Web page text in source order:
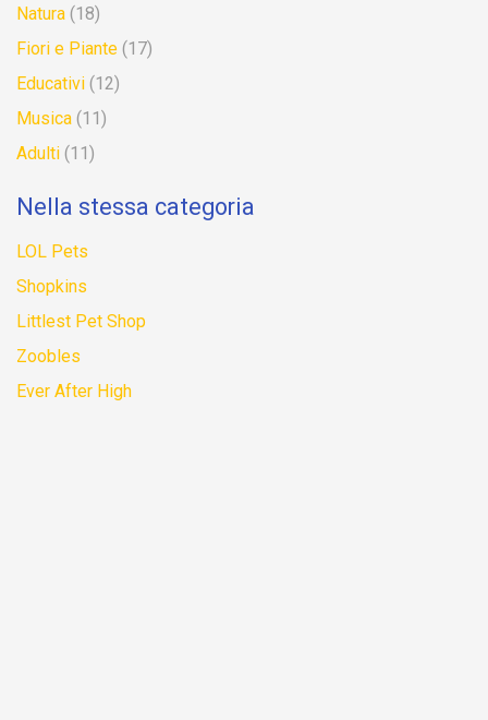
Natura (18)
Fiori e Piante (17)
Educativi (12)
Musica (11)
Adulti (11)
Nella stessa categoria
LOL Pets
Shopkins
Littlest Pet Shop
Zoobles
Ever After High